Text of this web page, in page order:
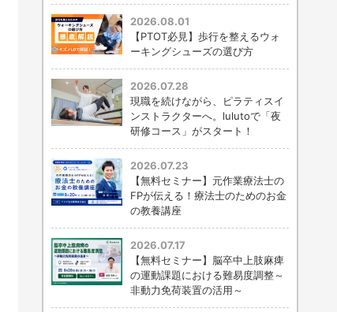
2026.08.01
【PTOT必見】歩行を整えるウォ
ーキングシューズの選び方
2026.07.28
現職を続けながら、ピラティスイ
ンストラクターへ。lulutoで「夜
研修コース」がスタート！
2026.07.23
【無料セミナー】元作業療法士の
FPが伝える！療法士のためのお金
の教養講座
2026.07.17
【無料セミナー】脳卒中上肢麻痺
の運動課題における難易度調整～
非動力免荷装置の活用～